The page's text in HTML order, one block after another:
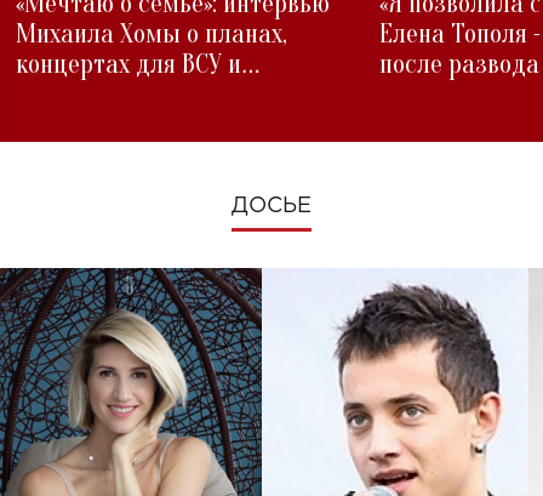
Михаила Хомы о планах,
концертах для ВСУ и
Елена Тополя
после развода
ДОСЬЕ